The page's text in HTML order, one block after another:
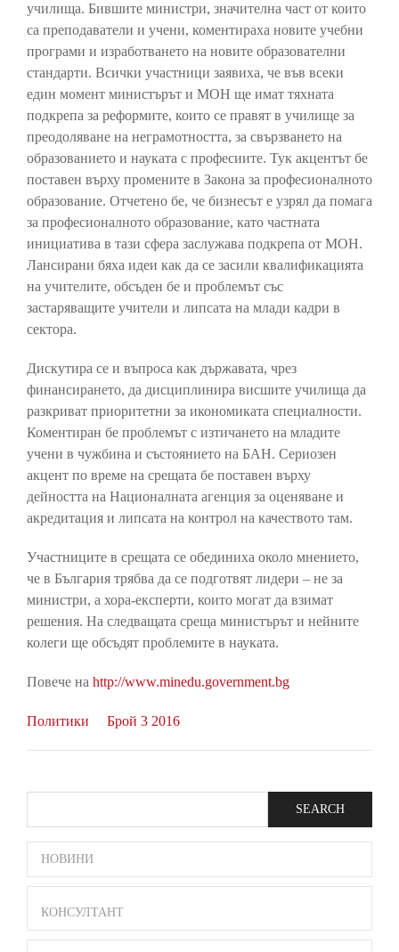
училища. Бившите министри, значителна част от които
са преподаватели и учени, коментираха новите учебни
програми и изработването на новите образователни
стандарти. Всички участници заявиха, че във всеки
един момент министърът и МОН ще имат тяхната
подкрепа за реформите, които се правят в училище за
преодоляване на неграмотността, за свързването на
образованието и науката с професиите. Тук акцентът бе
поставен върху промените в Закона за професионалното
образование. Отчетено бе, че бизнесът е узрял да помага
за професионалното образование, като частната
инициатива в тази сфера заслужава подкрепа от МОН.
Лансирани бяха идеи как да се засили квалификацията
на учителите, обсъден бе и проблемът със
застаряващите учители и липсата на млади кадри в
сектора.
Дискутира се и въпроса как държавата, чрез
финансирането, да дисциплинира висшите училища да
разкриват приоритетни за икономиката специалности.
Коментиран бе проблемът с изтичането на младите
учени в чужбина и състоянието на БАН. Сериозен
акцент по време на срещата бе поставен върху
дейността на Националната агенция за оценяване и
акредитация и липсата на контрол на качеството там.
Участниците в срещата се обединиха около мнението,
че в България трябва да се подготвят лидери – не за
министри, а хора-експерти, които могат да взимат
решения. На следващата среща министърът и нейните
колеги ще обсъдят проблемите в науката.
Повече на http://www.minedu.government.bg
Политики Брой 3 2016
SIDE
BAR
MENU
НОВИНИ
КОНСУЛТАНТ